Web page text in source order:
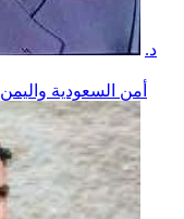
د.
أمن السعودية